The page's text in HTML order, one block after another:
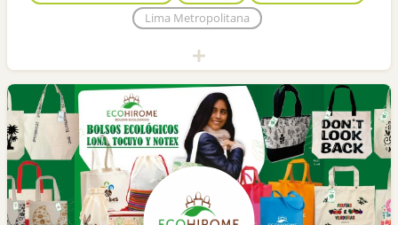
Lima Metropolitana